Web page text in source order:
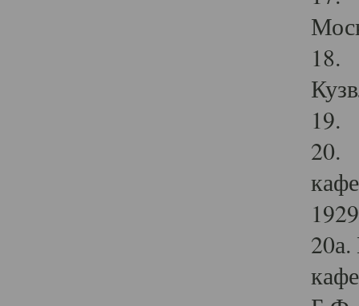
18.
19.
20.